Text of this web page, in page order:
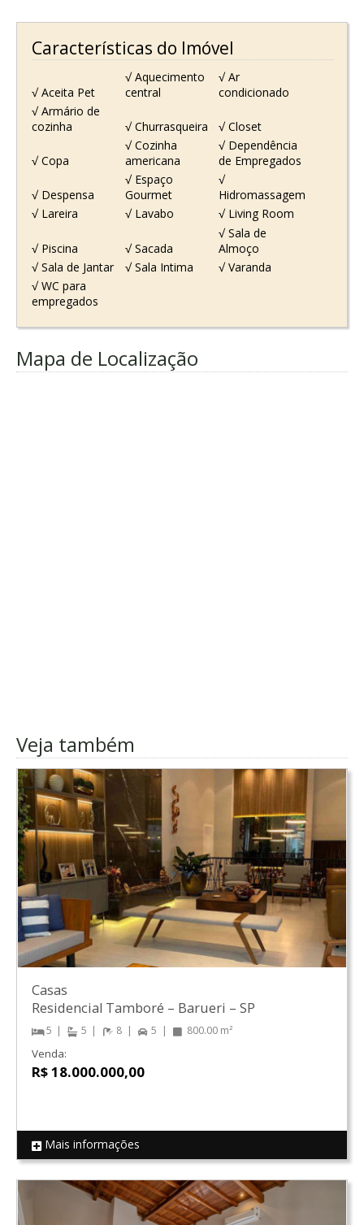
Características do Imóvel
√ Aceita Pet
√ Aquecimento
central
√ Ar
condicionado
√ Armário de
cozinha
√ Churrasqueira √ Closet
√ Copa
√ Cozinha
americana
√ Dependência
de Empregados
√ Despensa
√ Espaço
Gourmet
√
Hidromassagem
√ Lareira
√ Lavabo √ Living Room
√ Piscina √ Sacada
√ Sala de
Almoço
√ Sala de Jantar
√ Sala Intima
√ Varanda
√ WC para
empregados
Mapa de Localização
Veja também
REF 1041
Casas
Residencial Tamboré – Barueri – SP
5 5 8 5 800.00 m²
Venda:
R$ 18.000.000,00
Mais informações